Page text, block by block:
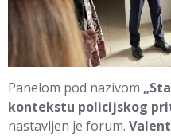
Panelom pod nazivom
kontekstu policijskog
nastavljen je forum.